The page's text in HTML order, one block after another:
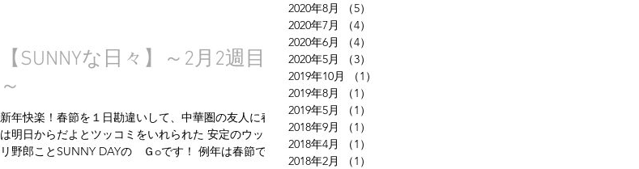
【SUNNYな日々】～2月2週目
～
新年快楽！春節を１日勘違いして、中華圏の友人に春節
は明日からだよとツッコミをいれられた 安定のウッカ
リ野郎ことSUNNY DAYの Ｇoです！ 例年は春節で賑
2020年8月
（5）
2020年7月
（4）
2020年6月
（4）
2020年5月
（3）
2019年10月
（1）
2019年8月
（1）
2019年5月
（1）
2018年9月
（1）
2018年4月
（1）
2018年2月
（1）